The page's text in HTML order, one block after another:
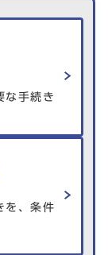
な手続き
を、条件